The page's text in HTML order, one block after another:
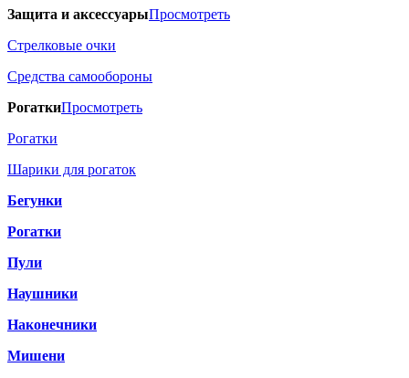
Защита и аксессуарыПросмотреть
Стрелковые очки
Средства самообороны
РогаткиПросмотреть
Рогатки
Шарики для рогаток
Бегунки
Рогатки
Пули
Наушники
Наконечники
Мишени